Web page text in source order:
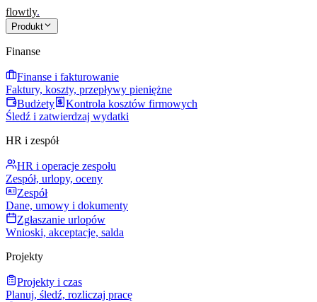
flowtly.
Produkt
Finanse
Finanse i fakturowanie
Faktury, koszty, przepływy pieniężne
Budżety
Kontrola kosztów firmowych
Śledź i zatwierdzaj wydatki
HR i zespół
HR i operacje zespołu
Zespół, urlopy, oceny
Zespół
Dane, umowy i dokumenty
Zgłaszanie urlopów
Wnioski, akceptacje, salda
Projekty
Projekty i czas
Planuj, śledź, rozliczaj pracę